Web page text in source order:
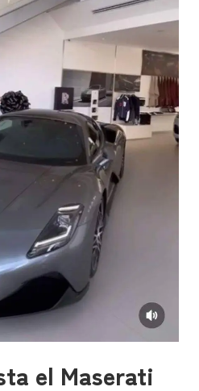
el Maserati